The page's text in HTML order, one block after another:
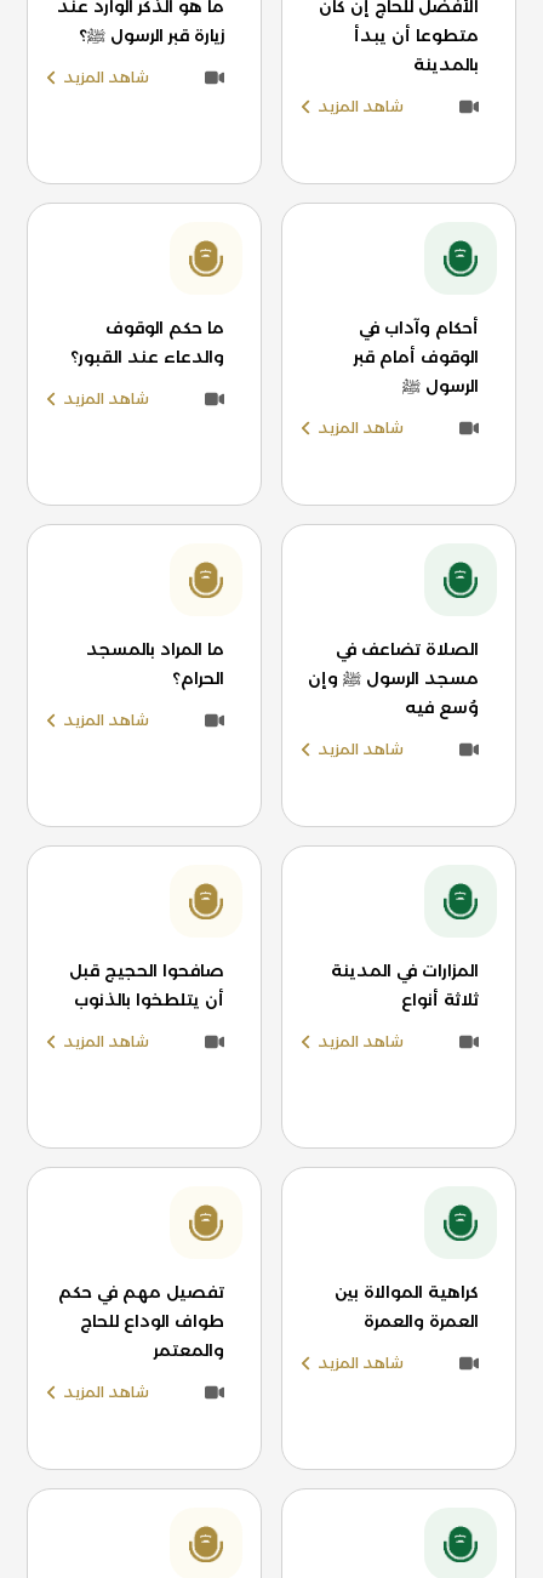
الأفضل للحاج إن كان
متطوعا أن يبدأ
بالمدينة
شاهد المزيد
ما هو الذكر الوارد عند
زيارة قبر الرسول ﷺ؟
شاهد المزيد
أحكام وآداب في
الوقوف أمام قبر
الرسول ﷺ
شاهد المزيد
ما حكم الوقوف
والدعاء عند القبور؟
شاهد المزيد
الصلاة تضاعف في
مسجد الرسول ﷺ وإن
وُسع فيه
شاهد المزيد
ما المراد بالمسجد
الحرام؟
شاهد المزيد
المزارات في المدينة
ثلاثة أنواع
شاهد المزيد
صافحوا الحجيج قبل
أن يتلطخوا بالذنوب
شاهد المزيد
كراهية الموالاة بين
العمرة والعمرة
شاهد المزيد
تفصيل مهم في حكم
طواف الوداع للحاج
والمعتمر
شاهد المزيد